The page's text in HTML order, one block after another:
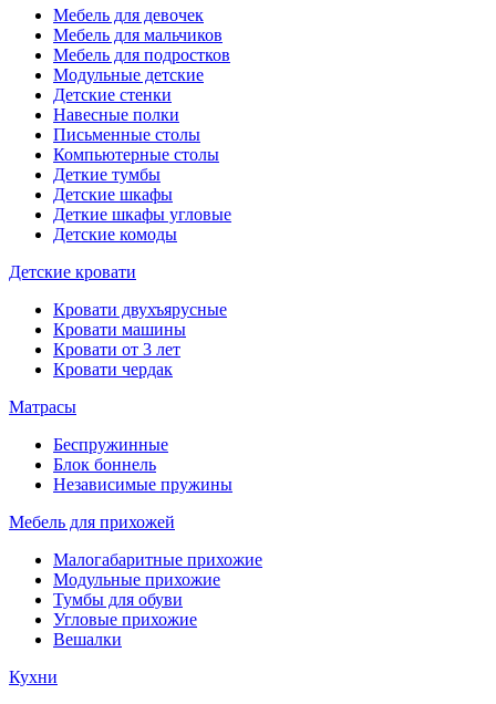
Мебель для девочек
Мебель для мальчиков
Мебель для подростков
Модульные детские
Детские стенки
Навесные полки
Письменные столы
Компьютерные столы
Деткие тумбы
Детские шкафы
Деткие шкафы угловые
Детские комоды
Детские кровати
Кровати двухъярусные
Кровати машины
Кровати от 3 лет
Кровати чердак
Матрасы
Беспружинные
Блок боннель
Независимые пружины
Мебель для прихожей
Малогабаритные прихожие
Модульные прихожие
Тумбы для обуви
Угловые прихожие
Вешалки
Кухни